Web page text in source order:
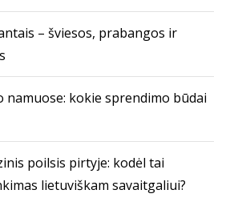
– šviesos, prabangos ir
namuose: kokie sprendimo būdai
poilsis pirtyje: kodėl tai
lietuviškam savaitgaliui?